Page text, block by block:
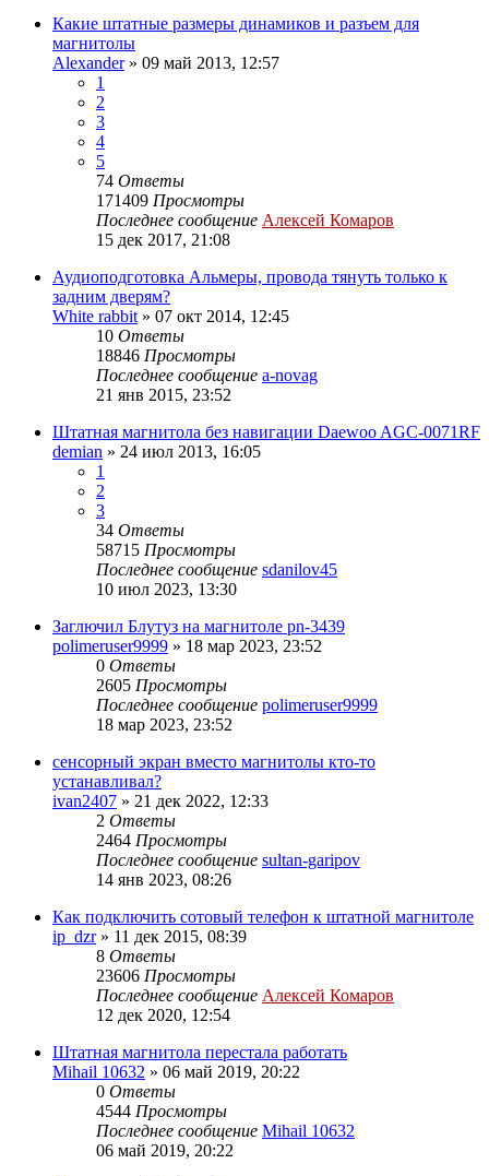
Какие штатные размеры динамиков и разъем для
магнитолы
Alexander» 09 май 2013, 12:57
1
2
3
4
5
74 Ответы
171409 Просмотры
Последнее сообщение Алексей Комаров
15 дек 2017, 21:08
Аудиоподготовка Альмеры, провода тянуть только к
задним дверям?
White rabbit » 07 окт 2014, 12:45
10 Ответы
18846 Просмотры
Последнее сообщение a-novag
21 янв 2015, 23:52
Штатная магнитола без навигации Daewoo AGC-0071RF
demian » 24 июл 2013, 16:05
1
2
3
34 Ответы
58715 Просмотры
Последнее сообщение sdanilov45
10 июл 2023, 13:30
Заглючил Блутуз на магнитоле pn-3439
polimeruser9999 » 18 мар 2023, 23:52
0 Ответы
2605 Просмотры
Последнее сообщение polimeruser9999
18 мар 2023, 23:52
сенсорный экран вместо магнитолы кто-то
устанавливал?
ivan2407 » 21 дек 2022, 12:33
2 Ответы
2464 Просмотры
Последнее сообщение sultan-garipov
14 янв 2023, 08:26
Как подключить сотовый телефон к штатной магнитоле
ip_dzr» 11 дек 2015, 08:39
8 Ответы
23606 Просмотры
Последнее сообщение Алексей Комаров
12 дек 2020, 12:54
Штатная магнитола перестала работать
Mihail 10632 » 06 май 2019, 20:22
0 Ответы
4544 Просмотры
Последнее сообщение Mihail 10632
06 май 2019, 20:22